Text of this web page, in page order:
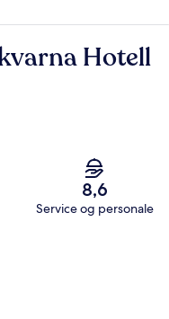
Hotell
8,6
Service og personale